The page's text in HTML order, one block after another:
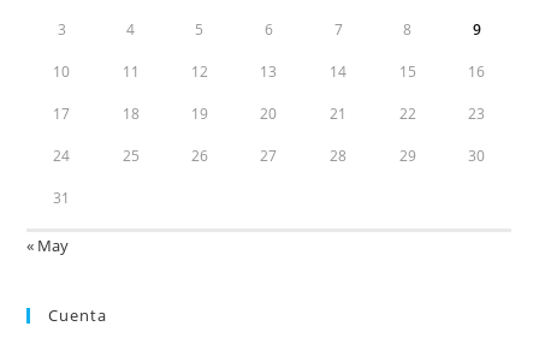
3 4 5 6 7 8 9
10 11 12 13 14 15 16
17 18 19 20 21 22 23
24 25 26 27 28 29 30
31
« May
Cuenta